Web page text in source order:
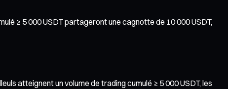
≥ 5 000 USDT partageront une cagnotte de 10 000 USDT,
atteignent un volume de trading cumulé ≥ 5 000 USDT, les